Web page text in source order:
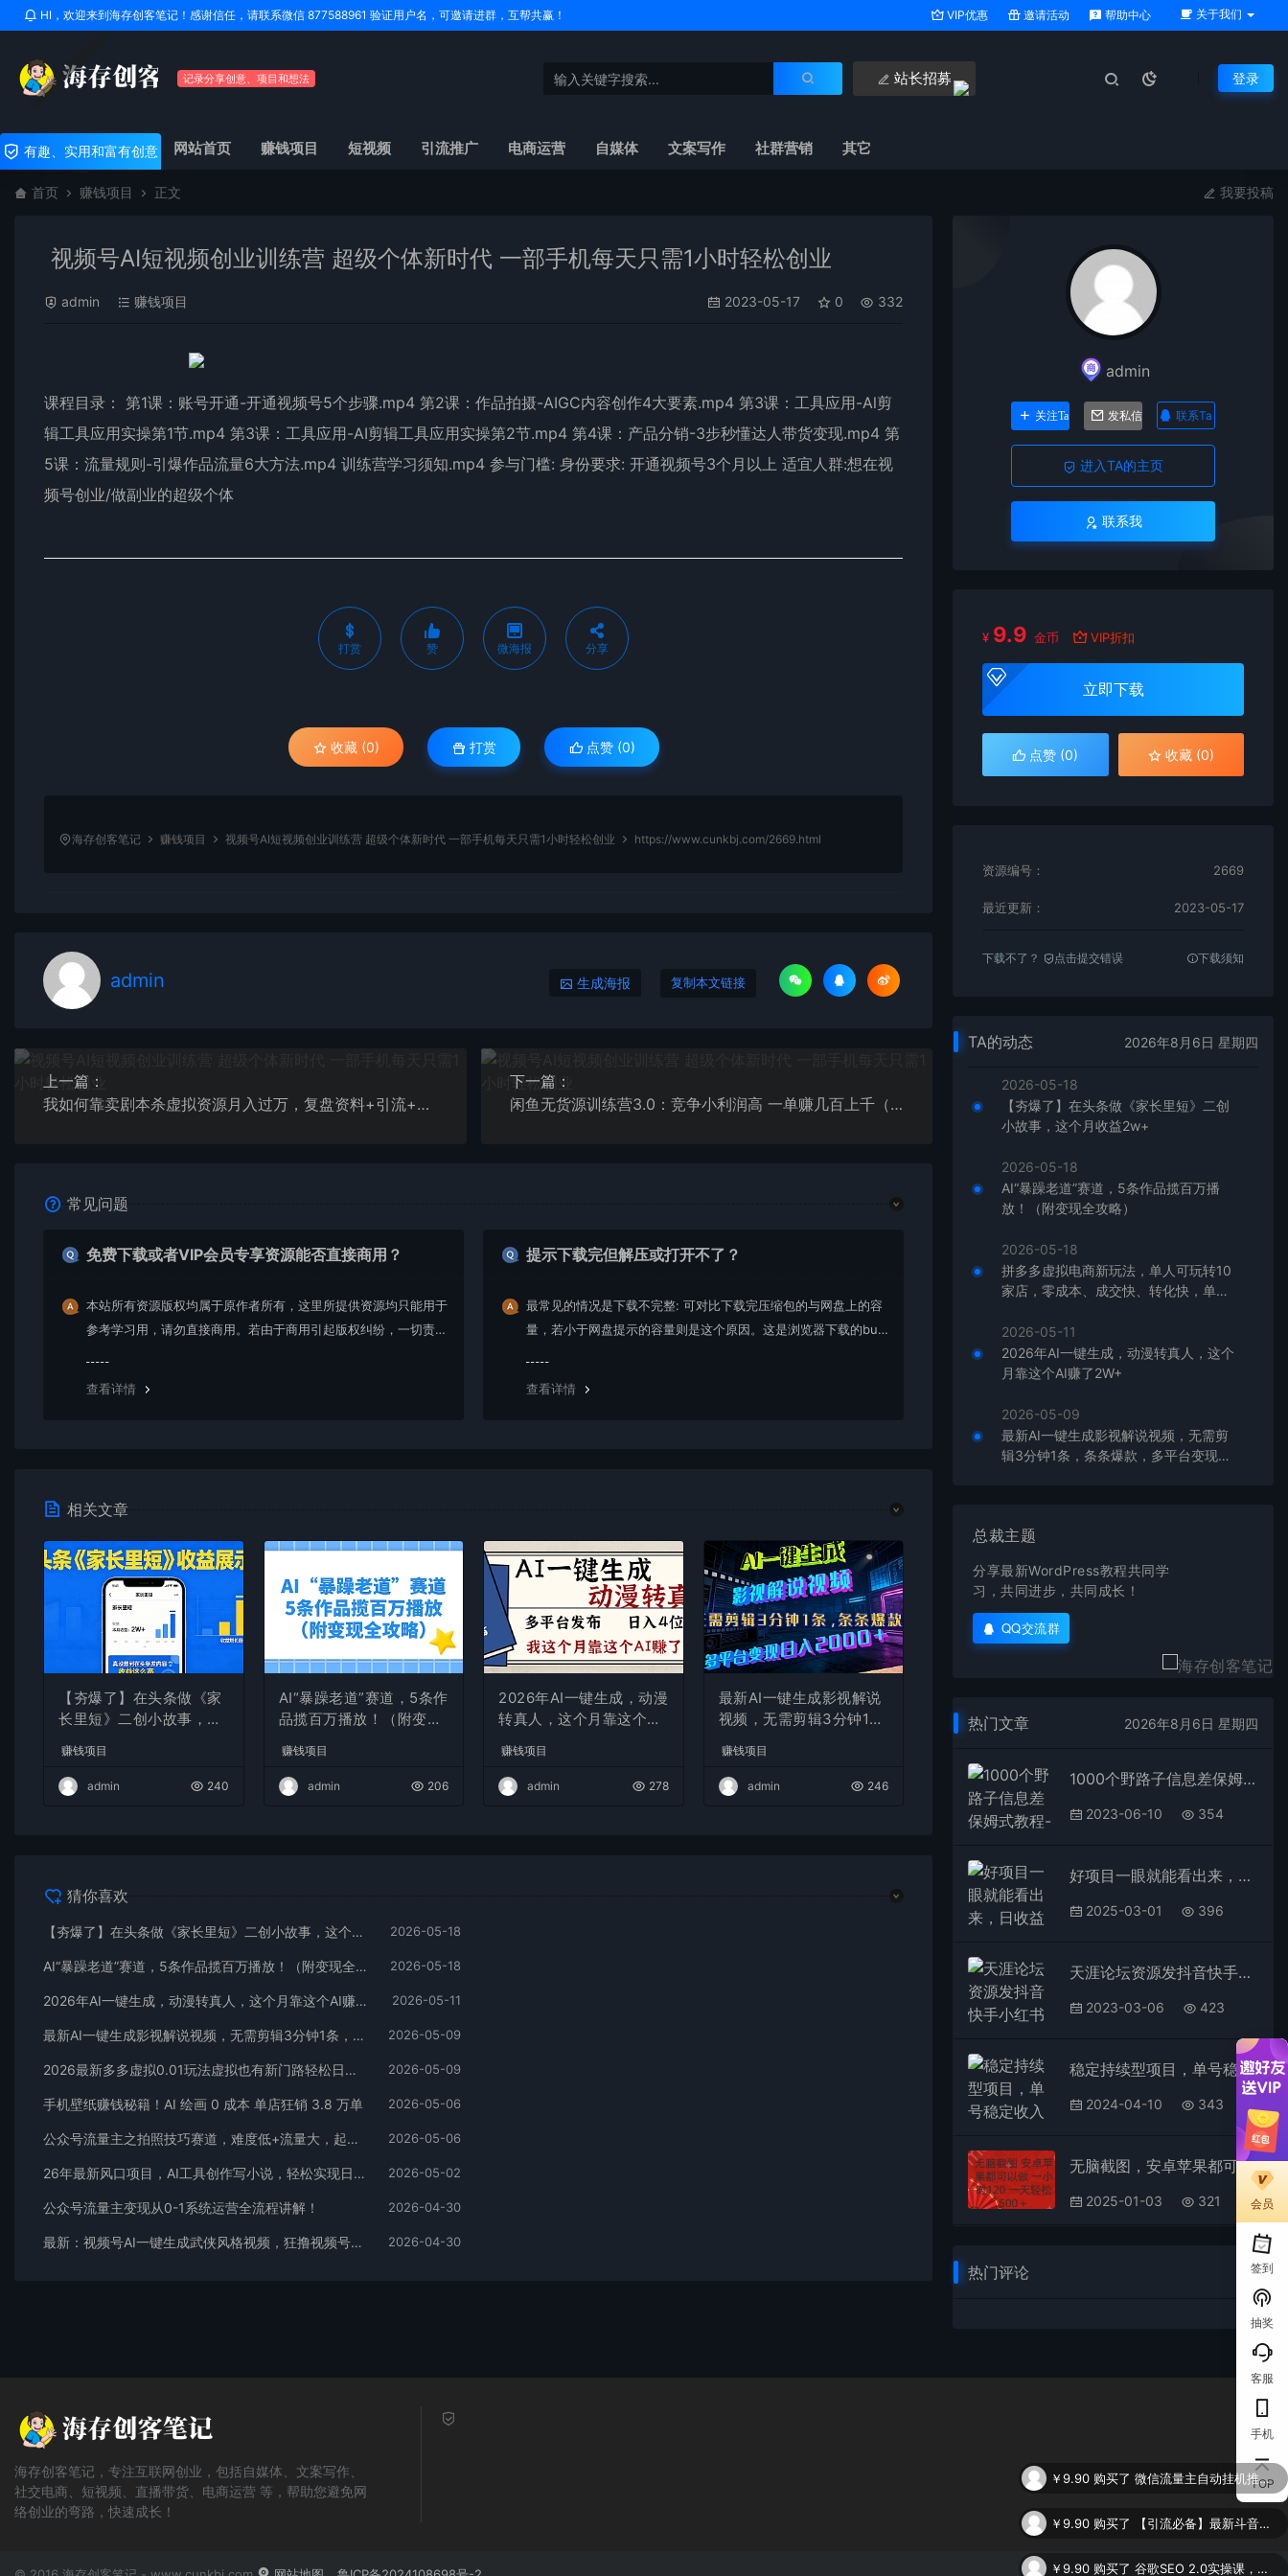
HI，欢迎来到海存创客笔记！感谢信任，请联系微信 877588961 验证用户名，可邀请进群，互帮共赢！ VIP优惠 邀请活动 帮助中心 关于我们
记录分享创意、项目和想法 站长招募 登录
有趣、实用和富有创意 网站首页 赚钱项目 短视频 引流推广 电商运营 自媒体 文案写作 社群营销 其它
首页 赚钱项目 正文 我要投稿
视频号AI短视频创业训练营 超级个体新时代 一部手机每天只需1小时轻松创业
admin 赚钱项目 2023-05-17 0 332
课程目录： 第1课：账号开通-开通视频号5个步骤.mp4 第2课：作品拍摄-AIGC内容创作4大要素.mp4 第3课：工具应用-Al剪
辑工具应用实操第1节.mp4 第3课：工具应用-AI剪辑工具应用实操第2节.mp4 第4课：产品分销-3步秒懂达人带货变现.mp4 第
5课：流量规则-引爆作品流量6大方法.mp4 训练营学习须知.mp4 参与门槛: 身份要求: 开通视频号3个月以上 适宜人群:想在视
频号创业/做副业的超级个体
打赏 赞 微海报 分享
收藏 (0) 打赏 点赞 (0)
海存创客笔记 赚钱项目 视频号AI短视频创业训练营 超级个体新时代 一部手机每天只需1小时轻松创业 https://www.cunkbj.com/2669.html
admin 生成海报 复制本文链接
上一篇：
我如何靠卖剧本杀虚拟资源月入过万，复盘资料+引流+如何变现+案例
下一篇：
闲鱼无货源训练营3.0：竞争小利润高 一单赚几百上千（教程+手册）第3次更新
常见问题
免费下载或者VIP会员专享资源能否直接商用？
本站所有资源版权均属于原作者所有，这里所提供资源均只能用于
参考学习用，请勿直接商用。若由于商用引起版权纠纷，一切责任
查看详情
提示下载完但解压或打开不了？
最常见的情况是下载不完整: 可对比下载完压缩包的与网盘上的容
量，若小于网盘提示的容量则是这个原因。这是浏览器下载的bu
查看详情
相关文章
【夯爆了】在头条做《家
长里短》二创小故事，这
赚钱项目
admin 240
AI“暴躁老道”赛道，5条作
品揽百万播放！（附变现
赚钱项目
admin 206
2026年AI一键生成，动漫
转真人，这个月靠这个AI
赚钱项目
admin 278
最新AI一键生成影视解说
视频，无需剪辑3分钟1
现日入2000+
赚钱项目
admin 246
猜你喜欢
【夯爆了】在头条做《家长里短》二创小故事，这个月收益2w+ 2026-05-18
AI“暴躁老道”赛道，5条作品揽百万播放！（附变现全攻略） 2026-05-18
2026年AI一键生成，动漫转真人，这个月靠这个AI赚了2W+ 2026-05-11
最新AI一键生成影视解说视频，无需剪辑3分钟1条，条条爆款，多平台变现日入2000+ 2026-05-09
2026最新多多虚拟0.01玩法虚拟也有新门路轻松日入2500! 2026-05-09
手机壁纸赚钱秘籍！AI 绘画 0 成本 单店狂销 3.8 万单 2026-05-06
公众号流量主之拍照技巧赛道，难度低+流量大，起号第一篇就爆了10w阅读！ 2026-05-06
26年最新风口项目，AI工具创作写小说，轻松实现日入1000+ 2026-05-02
公众号流量主变现从0-1系统运营全流程讲解！ 2026-04-30
最新：视频号AI一键生成武侠风格视频，狂撸视频号分成收益，学完轻松日入1000+ 2026-04-30
admin
关注Ta 发私信 联系Ta
进入TA的主页
联系我
¥ 9.9 金币 VIP折扣
立即下载
点赞 (0) 收藏 (0)
资源编号： 2669
最近更新： 2023-05-17
下载不了？ 点击提交错误 下载须知
TA的动态 2026年8月6日 星期四
2026-05-18
【夯爆了】在头条做《家长里短》二创
小故事，这个月收益2w+
2026-05-18
AI“暴躁老道”赛道，5条作品揽百万播
放！（附变现全攻略）
2026-05-18
拼多多虚拟电商新玩法，单人可玩转10
家店，零成本、成交快、转化快，单店
2026-05-11
2026年AI一键生成，动漫转真人，这个
月靠这个AI赚了2W+
2026-05-09
最新AI一键生成影视解说视频，无需剪
辑3分钟1条，条条爆款，多平台变现日
总裁主题
分享最新WordPress教程共同学
习，共同进步，共同成长！
QQ交流群
热门文章 2026年8月6日 星期四
1000个野路子信息差保姆式教程-单日变现3000+的玩法解密
2023-06-10 354
好项目一眼就能看出来，日收益1000，长久可做，2025拼的就是我比你勤奋
2025-03-01 396
天涯论坛资源发抖音快手小红书神仙帖子引流 变现项目
2023-03-06 423
稳定持续型项目，单号稳定收入500+，新手小白都能轻松月入过万
2024-04-10 343
无脑截图，安卓苹果都可以做，一小时120，一天轻松500+
2025-01-03 321
热门评论
会员
签到
抽奖
客服
手机
TOP
海存创客笔记，专注互联网创业，包括自媒体、文案写作、
社交电商、短视频、直播带货、电商运营 等，帮助您避免网
络创业的弯路，快速成长！
￥9.90 购买了 微信流量主自动挂机推广，轻松日入900+，简单易上手，做就有收益。
￥9.90 购买了 【引流必备】最新斗音全功能全自动引流脚本，解放双手自动引流精准粉
￥9.90 购买了 谷歌SEO 2.0实操课，独立站询盘自由必备，基于2023谷歌最新算法录制（94节